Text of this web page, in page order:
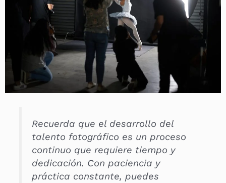
Recuerda que el desarrollo del
talento fotográfico es un proceso
continuo que requiere tiempo y
dedicación. Con paciencia y
práctica constante, puedes